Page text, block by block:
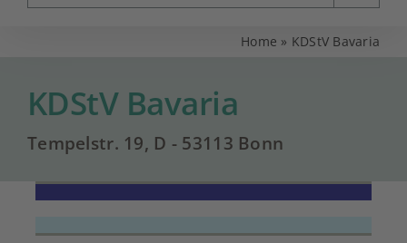
Home » KDStV Bavaria
KDStV Bavaria
Tempelstr. 19, D - 53113 Bonn